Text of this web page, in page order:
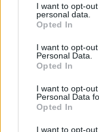
I want to opt-
personal data.
Opted In
I want to opt-
Personal Data.
Opted In
I want to opt-
Personal Data
Opted In
I want to opt-